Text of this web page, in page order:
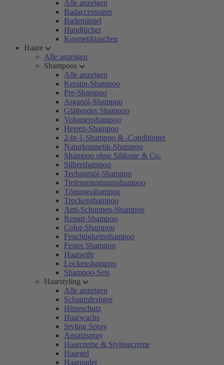
Alle anzeigen
Badaccessoires
Bademäntel
Handtücher
Kosmetiktaschen
Haare
Alle anzeigen
Shampoos
Alle anzeigen
Keratin-Shampoo
Pre-Shampoo
Arganöl-Shampoo
Glättendes Shampoo
Volumenshampoo
Herren-Shampoo
2-in-1-Shampoo & -Conditioner
Naturkosmetik-Shampoo
Shampoo ohne Silikone & Co.
Silbershampoo
Teebaumöl-Shampoo
Tiefenreinigungsshampoo
Tönungsshampoo
Trockenshampoo
Anti-Schuppen-Shampoo
Repair-Shampoo
Color-Shampoo
Feuchtigkeitsshampoo
Festes Shampoo
Haarseife
Lockenshampoo
Shampoo-Sets
Haarstyling
Alle anzeigen
Schaumfestiger
Hitzeschutz
Haarwachs
Styling Spray
Ansatzspray
Haarcreme & Stylingcreme
Haargel
Haarpuder